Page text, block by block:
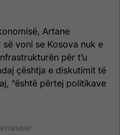
Artane
voni se Kosova nuk e
për t’u
çështja e diskutimit të
“është përtej politikave